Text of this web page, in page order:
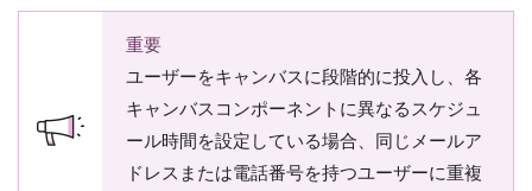
重要
ユーザーをキャンバスに段階的に投入し、各
キャンバスコンポーネントに異なるスケジュ
ール時間を設定している場合、同じメールア
ドレスまたは電話番号を持つユーザーに重複